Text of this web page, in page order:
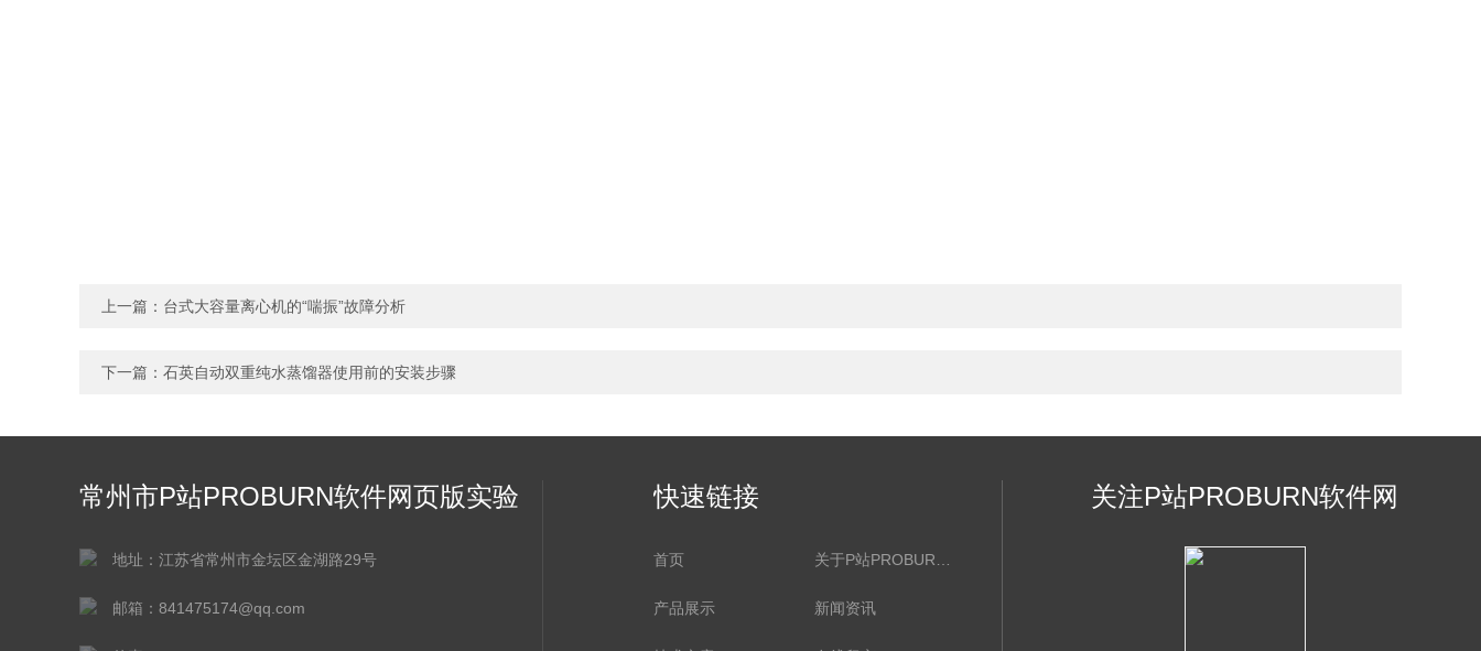
上一篇： 台式大容量离心机的“喘振”故障分析
下一篇： 石英自动双重纯水蒸馏器使用前的安装步骤
常州市P站PROBURN软件网页版实验
地址：江苏省常州市金坛区金湖路29号
邮箱：841475174@qq.com
快速链接
首页
产品展示 新闻资讯
关注P站PROBURN软件网